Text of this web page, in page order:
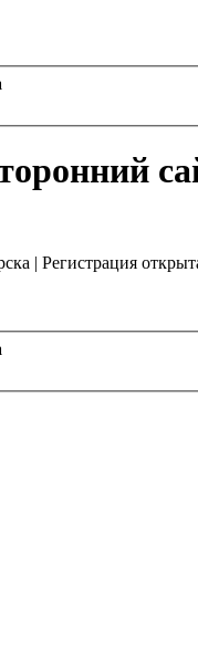
| Регистрация